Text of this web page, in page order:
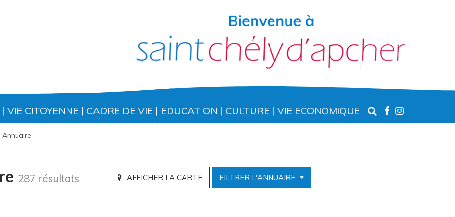
VIE CITOYENNE CADRE DE VIE EDUCATION CULTURE VIE ECONOMIQUE RECHERCHE
LIEN
VERSVERS
Annuaire
287 résultats AFFICHER LA CARTE FILTRER L'ANNUAIRE